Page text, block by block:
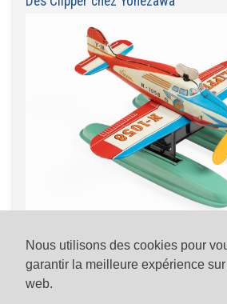
Nous utilisons des cookies pour
garantir la meilleure expérience
web.
Dans les années 1950, Yonezawa
avions et hydravions de carlingues
quelques uns., en tôle lithographiée